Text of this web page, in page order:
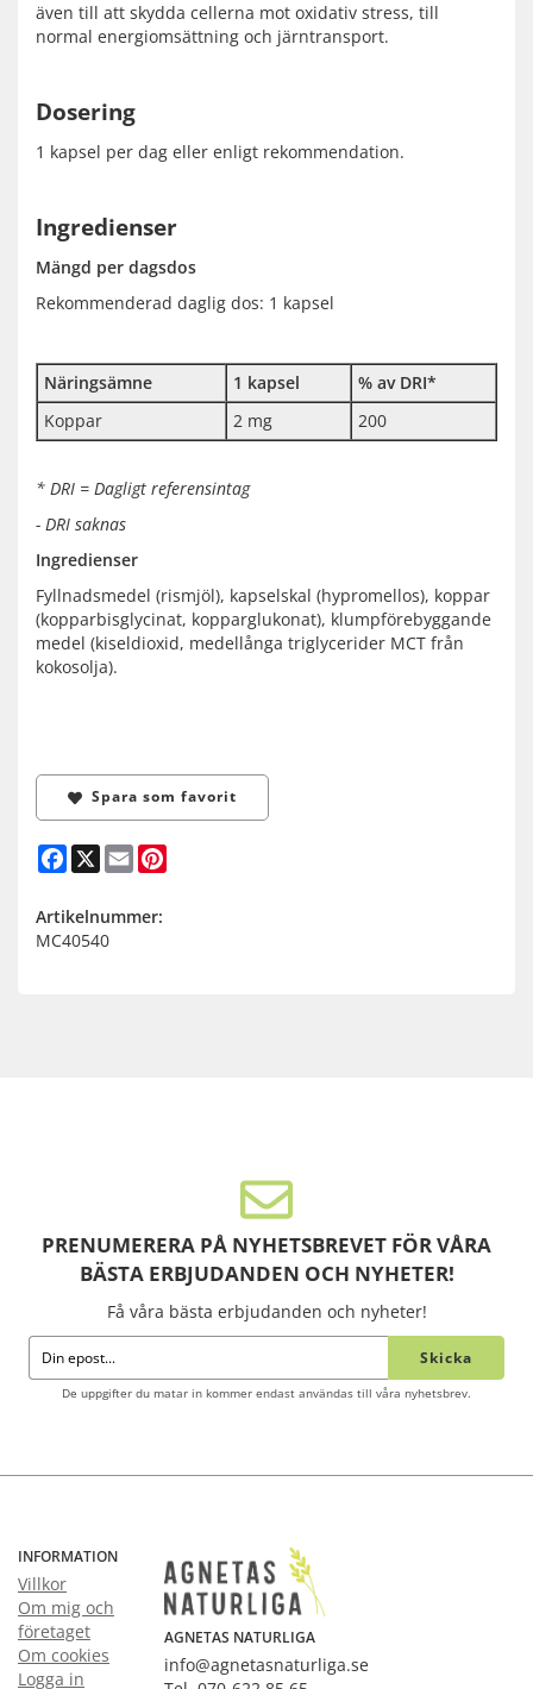
även till att skydda cellerna mot oxidativ stress, till
normal energiomsättning och järntransport.
Dosering
1 kapsel per dag eller enligt rekommendation.
Ingredienser
Mängd per dagsdos
Rekommenderad daglig dos: 1 kapsel
Näringsämne 1 kapsel
% av DRI*
Koppar
2 mg 200
* DRI = Dagligt referensintag
- DRI saknas
Ingredienser
Fyllnadsmedel (rismjöl), kapselskal (hypromellos), koppar
(kopparbisglycinat, kopparglukonat), klumpförebyggande
medel (kiseldioxid, medellånga triglycerider MCT från
kokosolja).
Spara som favorit
Facebook
X Email
Artikelnummer:
MC40540
PRENUMERERA PÅ NYHETSBREVET FÖR VÅRA
BÄSTA ERBJUDANDEN OCH NYHETER!
Få våra bästa erbjudanden och nyheter!
Skicka
De uppgifter du matar in kommer endast användas till våra nyhetsbrev.
INFORMATION
Villkor
Om mig och
företaget
Om cookies
Logga in
AGNETAS NATURLIGA
info@agnetasnaturliga.se